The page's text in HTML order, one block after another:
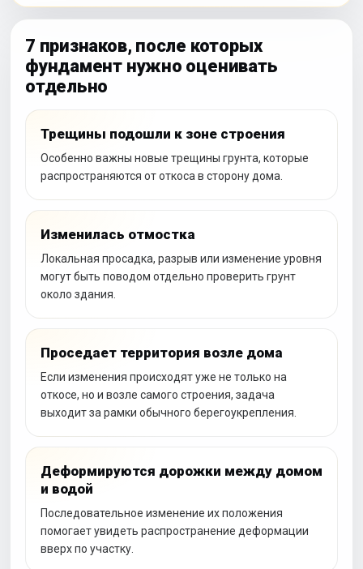
7 признаков, после которых
фундамент нужно оценивать
отдельно
Трещины подошли к зоне строения
Особенно важны новые трещины грунта, которые
распространяются от откоса в сторону дома.
Изменилась отмостка
Локальная просадка, разрыв или изменение уровня
могут быть поводом отдельно проверить грунт
около здания.
Проседает территория возле дома
Если изменения происходят уже не только на
откосе, но и возле самого строения, задача
выходит за рамки обычного берегоукрепления.
Деформируются дорожки между домом
и водой
Последовательное изменение их положения
помогает увидеть распространение деформации
вверх по участку.